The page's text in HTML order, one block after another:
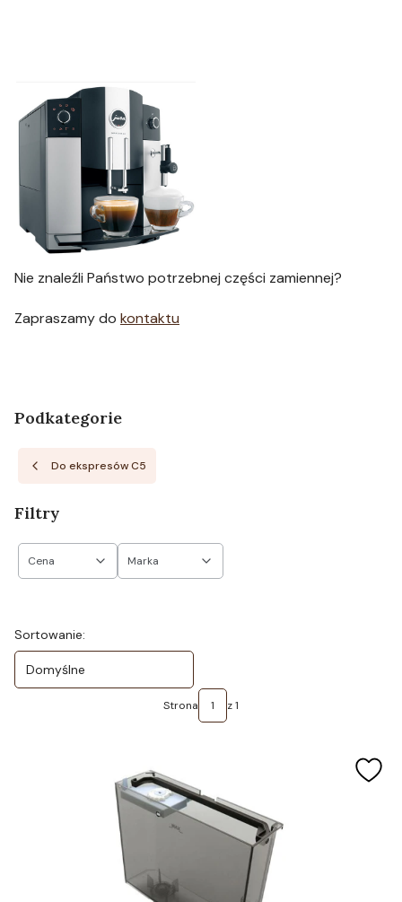
Nie znaleźli Państwo potrzebnej części zamiennej?
Zapraszamy do kontaktu
Podkategorie
Do ekspresów C5
Filtry
Cena Marka
Lista produktów
Sortowanie:
Domyślne
Strona z 1